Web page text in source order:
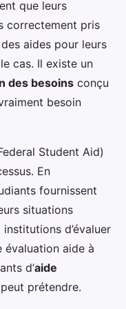
que leurs
correctement pris
aides pour leurs
cas. Il existe un
des besoins conçu
besoin
Student Aid)
En
fournissent
situations
d’évaluer
évaluation aide à
d’aide
prétendre.